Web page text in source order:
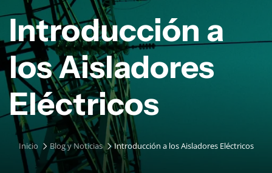
Introducción a
los Aisladores
Eléctricos
Inicio Blog y Noticias Introducción a los Aisladores Eléctricos